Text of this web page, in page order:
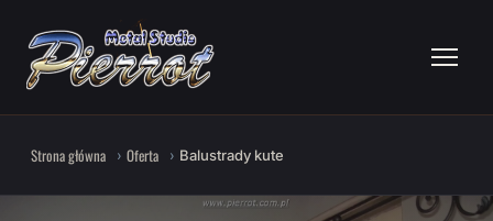
Strona główna Oferta Balustrady kute